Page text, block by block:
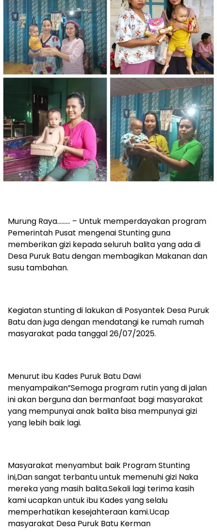
Murung Raya……… – Untuk memperdayakan program
Pemerintah Pusat mengenai Stunting guna
memberikan gizi kepada seluruh balita yang ada di
Desa Puruk Batu dengan membagikan Makanan dan
susu tambahan.
Kegiatan stunting di lakukan di Posyantek Desa Puruk
Batu dan juga dengan mendatangi ke rumah rumah
masyarakat pada tanggal 26/07/2025.
Menurut ibu Kades Puruk Batu Dawi
menyampaikan”Semoga program rutin yang di jalan
ini akan berguna dan bermanfaat bagi masyarakat
yang mempunyai anak balita bisa mempunyai gizi
yang lebih baik lagi.
Masyarakat menyambut baik Program Stunting
ini,Dan sangat terbantu untuk memenuhi gizi Naka
mereka yang masih balita.Sekali lagi terima kasih
kami ucapkan untuk ibu Kades yang selalu
memperhatikan kesejahteraan kami.Ucap
masyarakat Desa Puruk Batu Kerman